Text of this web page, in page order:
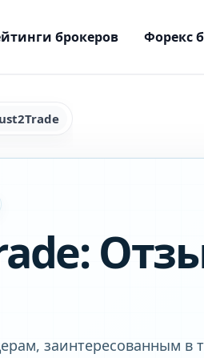
брокеров Форекс
заинтересованным в